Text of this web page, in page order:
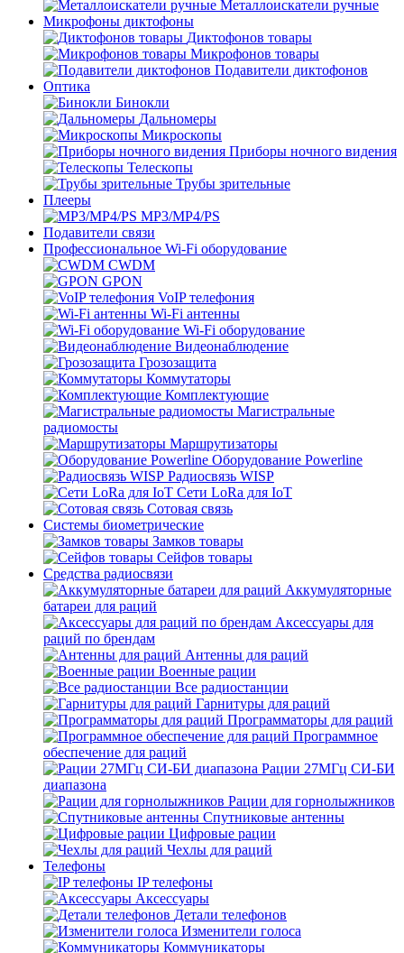
Металлоискатели ручные
Микрофоны диктофоны
Диктофонов товары
Микрофонов товары
Подавители диктофонов
Оптика
Бинокли
Дальномеры
Микроскопы
Приборы ночного видения
Телескопы
Трубы зрительные
Плееры
MP3/MP4/PS
Подавители связи
Профессиональное Wi-Fi оборудование
CWDM
GPON
VoIP телефония
Wi-Fi антенны
Wi-Fi оборудование
Видеонаблюдение
Грозозащита
Коммутаторы
Комплектующие
Магистральные
радиомосты
Маршрутизаторы
Оборудование Powerline
Радиосвязь WISP
Сети LoRa для IoT
Сотовая связь
Системы биометрические
Замков товары
Сейфов товары
Средства радиосвязи
Аккумуляторные
батареи для раций
Аксессуары для
раций по брендам
Антенны для раций
Военные рации
Все радиостанции
Гарнитуры для раций
Программаторы для раций
Программное
обеспечение для раций
Рации 27МГц СИ-БИ
диапазона
Рации для горнолыжников
Спутниковые антенны
Цифровые рации
Чехлы для раций
Телефоны
IP телефоны
Аксессуары
Детали телефонов
Изменители голоса
Коммуникаторы